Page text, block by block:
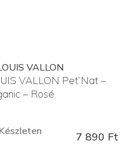
VALLON Pet’Nat –
– Rosé
Készleten 7 890 Ft